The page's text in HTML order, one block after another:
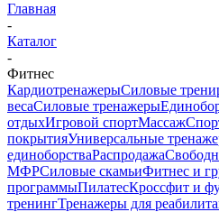
Главная
-
Каталог
-
Фитнес
КардиотренажерыСиловые
весаСиловые тренажеры
отдыхИгровой спортМассаж
покрытияУниверсальные
единоборстваРаспродажа
МФРСиловые скамьиФитнес и
программыПилатесКроссфит и
тренингТренажеры для